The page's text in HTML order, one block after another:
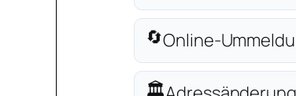
🔄Online-
🏛️